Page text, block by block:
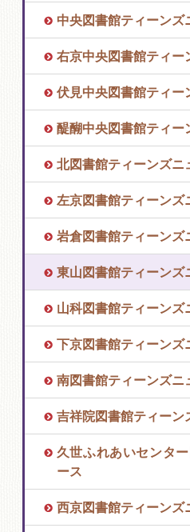
中央図書館ティーンズ
右京中央図書館ティー
伏見中央図書館ティー
醍醐中央図書館ティー
北図書館ティーンズニ
左京図書館ティーンズ
岩倉図書館ティーンズ
東山図書館ティーンズ
山科図書館ティーンズ
下京図書館ティーンズ
南図書館ティーンズニ
吉祥院図書館ティーン
久世ふれあいセンタ
ース
西京図書館ティーンズ